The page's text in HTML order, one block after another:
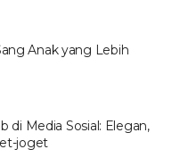
Anak yang Lebih
di Media Sosial: Elegan,
joget